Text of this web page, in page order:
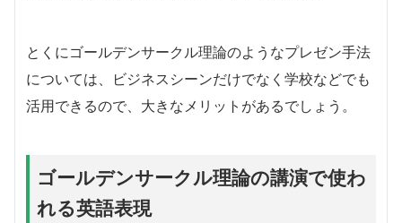
とくにゴールデンサークル理論のようなプレゼン手法
については、ビジネスシーンだけでなく学校などでも
活用できるので、大きなメリットがあるでしょう。
ゴールデンサークル理論の講演で使わ
れる英語表現